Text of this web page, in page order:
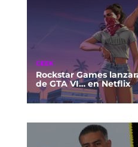
GEEK
Rockstar Games
de GTA VI… en Netflix